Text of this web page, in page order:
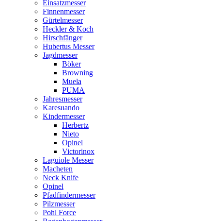
Einsatzmesser
Finnenmesser
Gürtelmesser
Heckler & Koch
Hirschfänger
Hubertus Messer
Jagdmesser
Böker
Browning
Muela
PUMA
Jahresmesser
Karesuando
Kindermesser
Herbertz
Nieto
Opinel
Victorinox
Laguiole Messer
Macheten
Neck Knife
Opinel
Pfadfindermesser
Pilzmesser
Pohl Force